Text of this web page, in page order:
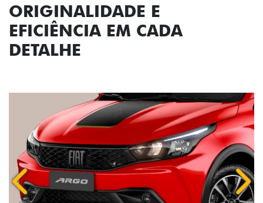
ORIGINALIDADE E
EFICIÊNCIA EM CADA
DETALHE
Anterior